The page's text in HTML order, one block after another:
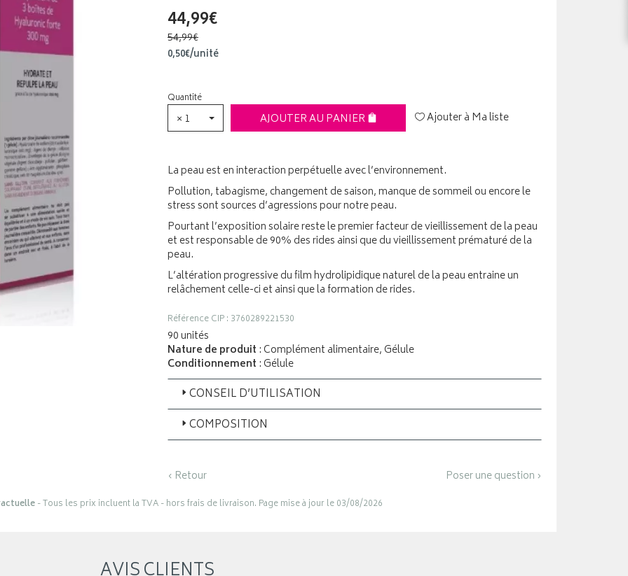
44,99€
54,99€
0,50€/unité
Quantité
× 1 AJOUTER AU PANIER Ajouter à Ma liste
La peau est en interaction perpétuelle avec l’environnement.
Pollution, tabagisme, changement de saison, manque de sommeil ou encore le
stress sont sources d’agressions pour notre peau.
Pourtant l’exposition solaire reste le premier facteur de vieillissement de la peau
et est responsable de 90% des rides ainsi que du vieillissement prématuré de la
peau.
L’altération progressive du film hydrolipidique naturel de la peau entraine un
relâchement celle-ci et ainsi que la formation de rides.
Référence CIP : 3760289221530
90 unités
Nature de produit : Complément alimentaire, Gélule
Conditionnement : Gélule
CONSEIL D’UTILISATION
COMPOSITION
‹ Retour Poser une question ›
- Tous les prix incluent la TVA - hors frais de livraison. Page mise à jour le 03/08/2026